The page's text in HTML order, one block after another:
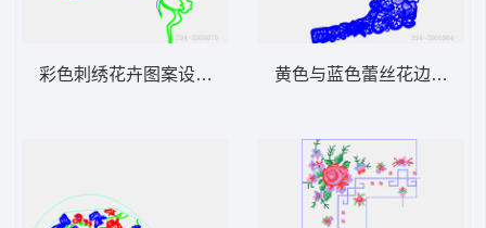
彩色刺绣花卉图案设计稿 黄色与蓝色蕾丝花边设计图